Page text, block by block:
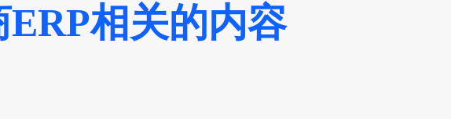
相关的内容